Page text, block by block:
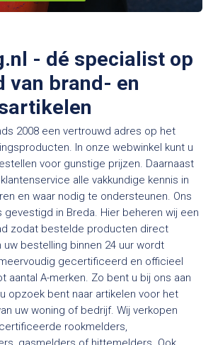
- dé specialist op
van brand- en
2008 een vertrouwd adres op het
In onze webwinkel kunt u
voor gunstige prijzen. Daarnaast
alle vakkundige kennis in
en waar nodig te ondersteunen. Ons
gevestigd in Breda. Hier beheren wij een
zodat bestelde producten direct
bestelling binnen 24 uur wordt
gecertificeerd en officieel
aantal A-merken. Zo bent u bij ons aan
opzoek bent naar artikelen voor het
uw woning of bedrijf. Wij verkopen
rookmelders,